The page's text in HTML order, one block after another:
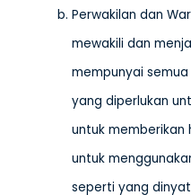
Perwakilan dan
mewakili dan
mempunyai
yang diperlukan
untuk memberikan
untuk
seperti yang